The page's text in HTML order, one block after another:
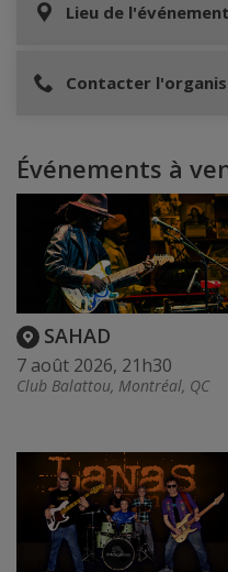
Lieu de l'événement
Contacter
Événements à
SAHAD
7 août 2026, 21h30
Club Balattou, Montréal, QC